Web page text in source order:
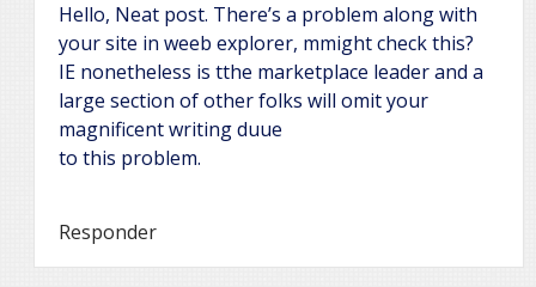
Hello, Neat post. There’s a problem along with
your site in weeb explorer, mmight check this?
IE nonetheless is tthe marketplace leader and a
large section of other folks will omit your
magnificent writing duue
to this problem.
Responder